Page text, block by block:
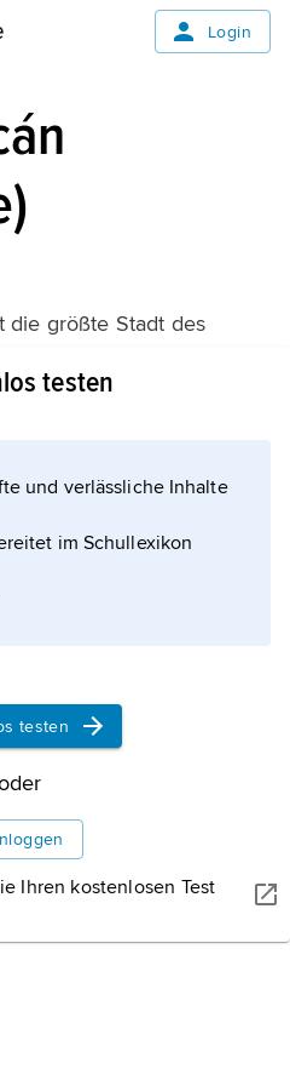
Login
die größte Stadt des
Als die Azteken die
lebten über 150 000
Artikel
testen
und verlässliche Inhalte
im Schullexikon
testen
Ihren kostenlosen Test